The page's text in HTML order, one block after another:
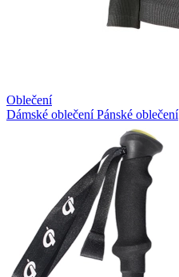
Oblečení
Dámské oblečeníPánské oblečení